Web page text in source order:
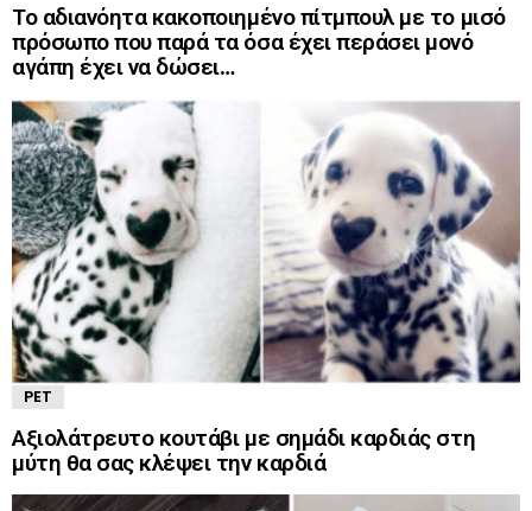
Το αδιανόητα κακοποιημένο πίτμπουλ με το μισό
πρόσωπο που παρά τα όσα έχει περάσει μονό
αγάπη έχει να δώσει…
PET
Αξιολάτρευτο κουτάβι με σημάδι καρδιάς στη
μύτη θα σας κλέψει την καρδιά